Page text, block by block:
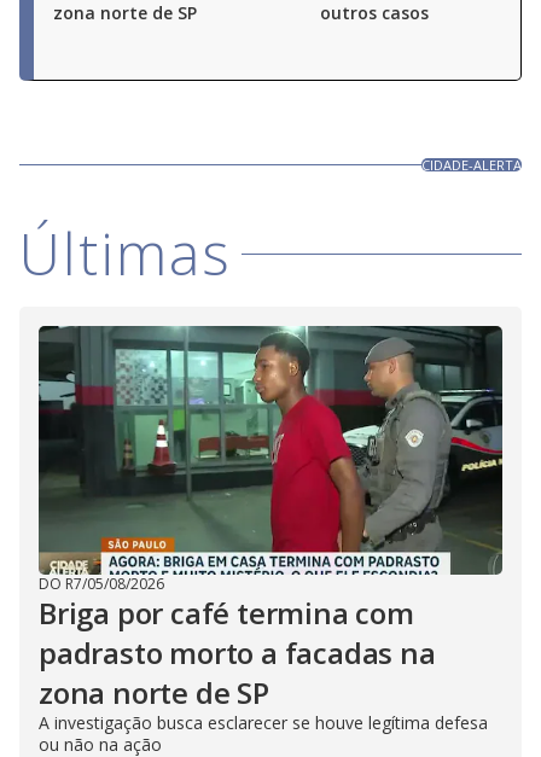
zona norte de SP
outros casos
CIDADE-ALERTA
Últimas
DO R7/05/08/2026
Briga por café termina com
padrasto morto a facadas na
zona norte de SP
A investigação busca esclarecer se houve legítima defesa
ou não na ação